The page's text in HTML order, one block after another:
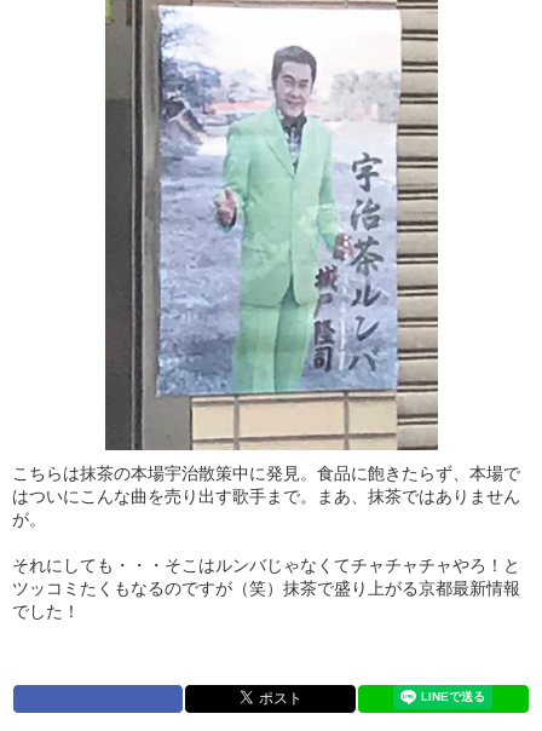
こちらは抹茶の本場宇治散策中に発見。食品に飽きたらず、本場で
はついにこんな曲を売り出す歌手まで。まあ、抹茶ではありません
が。
それにしても・・・そこはルンバじゃなくてチャチャチャやろ！と
ツッコミたくもなるのですが（笑）抹茶で盛り上がる京都最新情報
でした！